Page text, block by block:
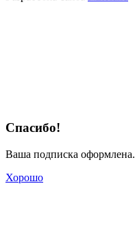
Спасибо!
Ваша подписка оформлена.
Хорошо